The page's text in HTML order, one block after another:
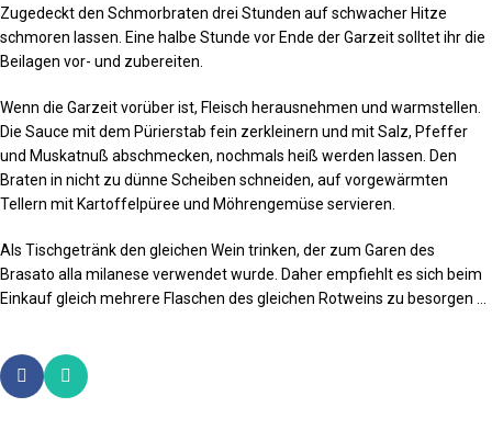
Zugedeckt den Schmorbraten drei Stunden auf schwacher Hitze
schmoren lassen. Eine halbe Stunde vor Ende der Garzeit solltet ihr die
Beilagen vor- und zubereiten.
Wenn die Garzeit vorüber ist, Fleisch herausnehmen und warmstellen.
Die Sauce mit dem Pürierstab fein zerkleinern und mit Salz, Pfeffer
und Muskatnuß abschmecken, nochmals heiß werden lassen. Den
Braten in nicht zu dünne Scheiben schneiden, auf vorgewärmten
Tellern mit Kartoffelpüree und Möhrengemüse servieren.
Als Tischgetränk den gleichen Wein trinken, der zum Garen des
Brasato alla milanese verwendet wurde. Daher empfiehlt es sich beim
Einkauf gleich mehrere Flaschen des gleichen Rotweins zu besorgen …